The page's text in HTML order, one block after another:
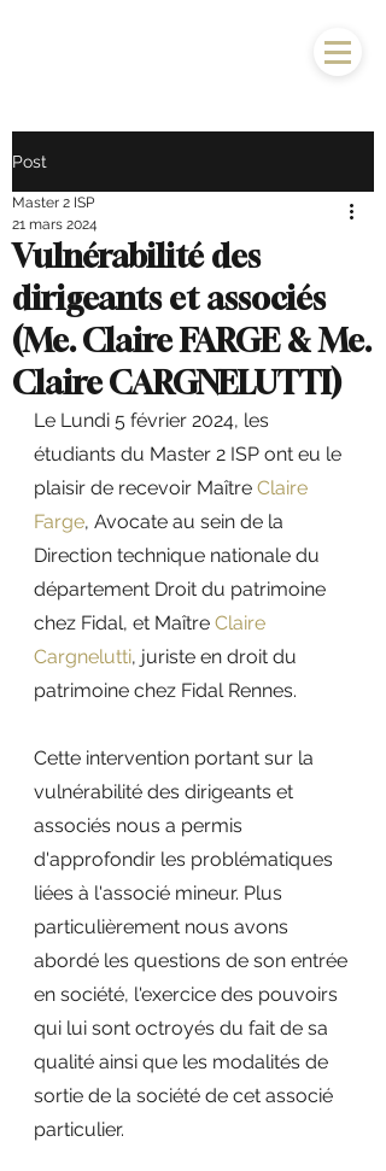
Post
Vulnérabilité des
dirigeants et associés
(Me. Claire FARGE & Me.
Claire CARGNELUTTI)
Master 2 ISP
21 mars 2024
Le Lundi 5 février 2024, les
étudiants du Master 2 ISP ont eu le
plaisir de recevoir Maître Claire
Farge, Avocate au sein de la
Direction technique nationale du
département Droit du patrimoine
chez Fidal, et Maître Claire
Cargnelutti, juriste en droit du
patrimoine chez Fidal Rennes.
Cette intervention portant sur la
vulnérabilité des dirigeants et
associés nous a permis
d'approfondir les problématiques
liées à l'associé mineur. Plus
particulièrement nous avons
abordé les questions de son entrée
en société, l'exercice des pouvoirs
qui lui sont octroyés du fait de sa
qualité ainsi que les modalités de
sortie de la société de cet associé
particulier.